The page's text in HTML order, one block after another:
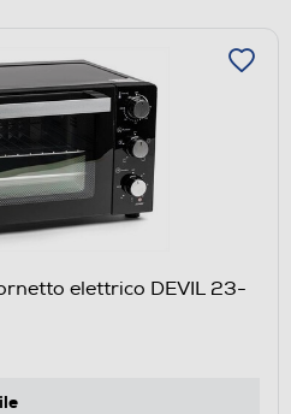
elettrico DEVIL 23-